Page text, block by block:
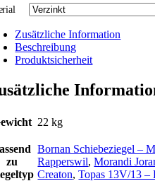
Zusätzliche Information
Beschreibung
Produktsicherheit
22 kg
zu
Bornan Schiebeziegel –
Rapperswil,Morandi
Creaton,Topas 13V/13 –